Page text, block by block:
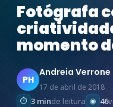
Fotógrafa
momento
PH
Andreia Verrone
17 de abril de 2018
3 minde leitura 46